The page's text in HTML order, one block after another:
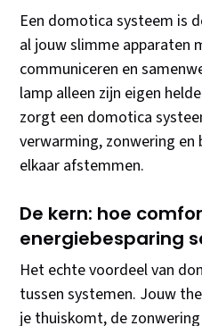
Een domotica systeem is
al jouw slimme apparaten
communiceren en
lamp alleen zijn eigen
zorgt een domotica
verwarming, zonwering
elkaar afstemmen.
De kern: hoe
energiebesparing
Het echte voordeel van
tussen systemen. Jouw
je thuiskomt, de